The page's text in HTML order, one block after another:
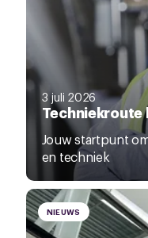
3 juli 2026
Techniekroute
Jouw startpunt
en techniek
NIEUWS